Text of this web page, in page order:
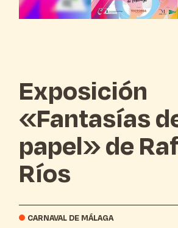
Exposición
«Fantasías
papel» de
Ríos
CARNAVAL DE MÁLAGA